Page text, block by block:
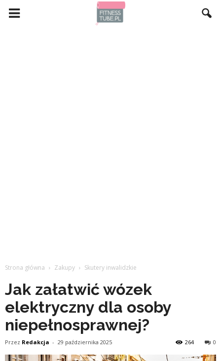
Strona główna Zakupy Skutery inwalidzkie
Jak załatwić wózek
elektryczny dla osoby
niepełnosprawnej?
Przez Redakcja - 29 października 2025 0
264